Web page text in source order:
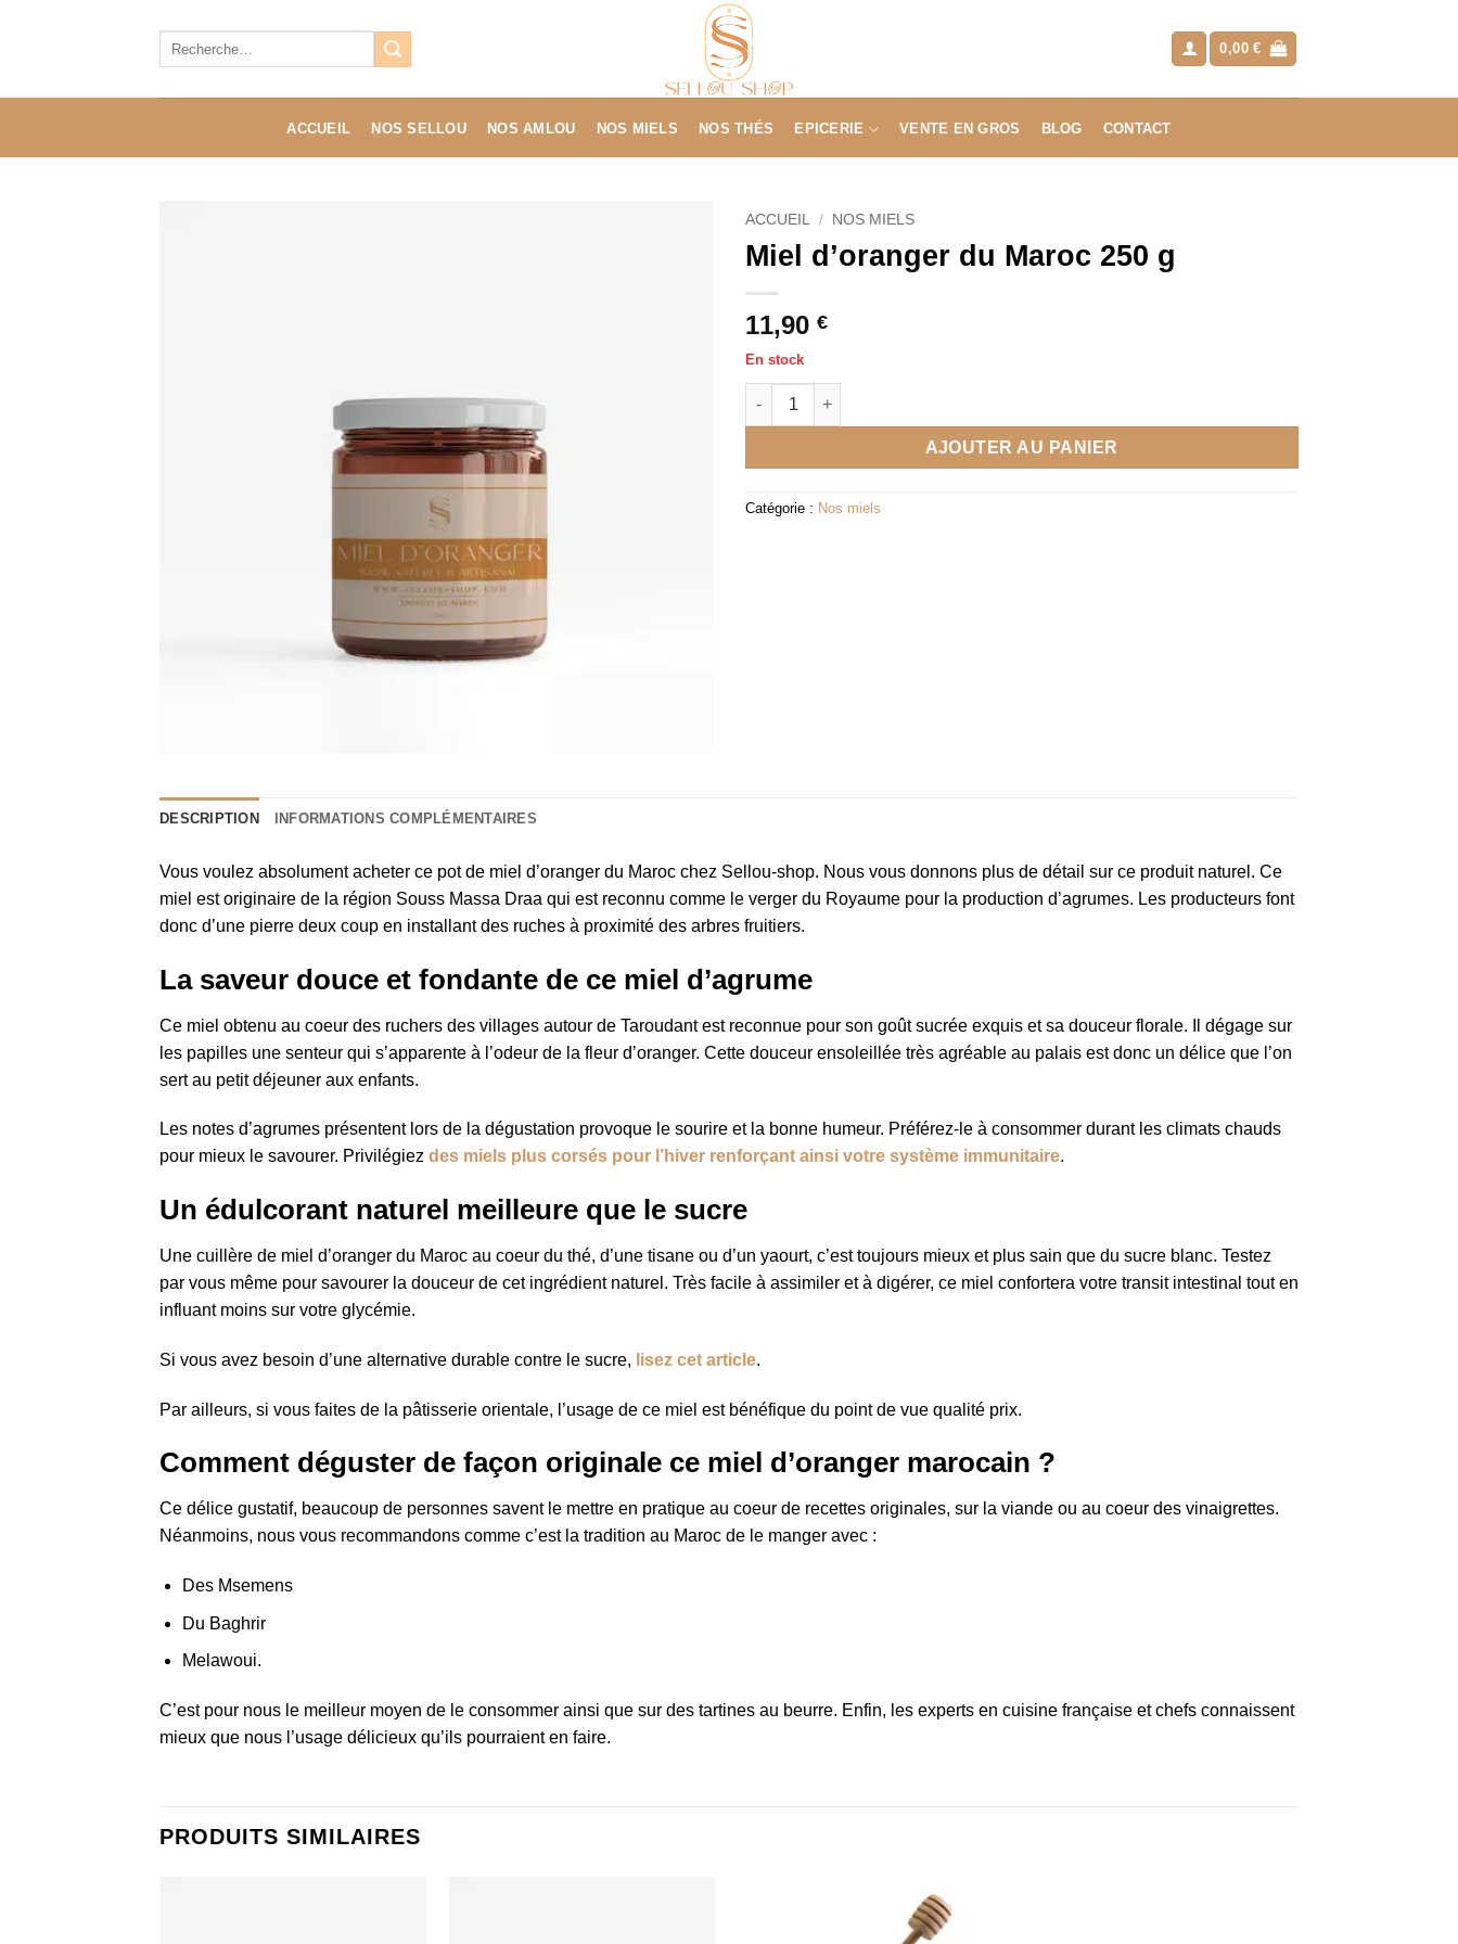
0,00€
ACCUEIL NOS SELLOU NOS AMLOU NOS MIELS NOS THÉS EPICERIE VENTE EN GROS BLOG CONTACT
ACCUEIL / NOS MIELS
Miel d’oranger du Maroc 250 g
11,90 €
En stock
quantité de Miel d'oranger du Maroc 250 g
AJOUTER AU PANIER
Catégorie : Nos miels
DESCRIPTION INFORMATIONS COMPLÉMENTAIRES
Vous voulez absolument acheter ce pot de miel d’oranger du Maroc chez Sellou-shop. Nous vous donnons plus de détail sur ce produit naturel. Ce
miel est originaire de la région Souss Massa Draa qui est reconnu comme le verger du Royaume pour la production d’agrumes. Les producteurs font
donc d’une pierre deux coup en installant des ruches à proximité des arbres fruitiers.
La saveur douce et fondante de ce miel d’agrume
Ce miel obtenu au coeur des ruchers des villages autour de Taroudant est reconnue pour son goût sucrée exquis et sa douceur florale. Il dégage sur
les papilles une senteur qui s’apparente à l’odeur de la fleur d’oranger. Cette douceur ensoleillée très agréable au palais est donc un délice que l’on
sert au petit déjeuner aux enfants.
Les notes d’agrumes présentent lors de la dégustation provoque le sourire et la bonne humeur. Préférez-le à consommer durant les climats chauds
pour mieux le savourer. Privilégiez des miels plus corsés pour l’hiver renforçant ainsi votre système immunitaire.
Un édulcorant naturel meilleure que le sucre
Une cuillère de miel d’oranger du Maroc au coeur du thé, d’une tisane ou d’un yaourt, c’est toujours mieux et plus sain que du sucre blanc. Testez
par vous même pour savourer la douceur de cet ingrédient naturel. Très facile à assimiler et à digérer, ce miel confortera votre transit intestinal tout en
influant moins sur votre glycémie.
Si vous avez besoin d’une alternative durable contre le sucre, lisez cet article.
Par ailleurs, si vous faites de la pâtisserie orientale, l’usage de ce miel est bénéfique du point de vue qualité prix.
Comment déguster de façon originale ce miel d’oranger marocain ?
Ce délice gustatif, beaucoup de personnes savent le mettre en pratique au coeur de recettes originales, sur la viande ou au coeur des vinaigrettes.
Néanmoins, nous vous recommandons comme c’est la tradition au Maroc de le manger avec :
Des Msemens
Du Baghrir
Melawoui.
C’est pour nous le meilleur moyen de le consommer ainsi que sur des tartines au beurre. Enfin, les experts en cuisine française et chefs connaissent
mieux que nous l’usage délicieux qu’ils pourraient en faire.
PRODUITS SIMILAIRES